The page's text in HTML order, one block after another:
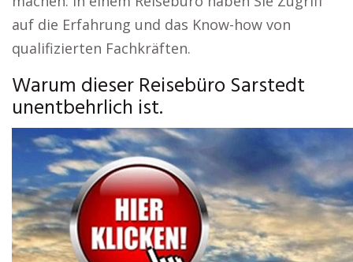
auf die Erfahrung und das Know-how von
qualifizierten Fachkräften.
Warum dieser Reisebüro Sarstedt
unentbehrlich ist.